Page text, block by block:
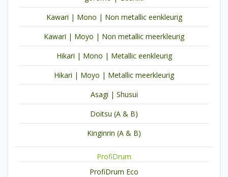
Kawari | Mono | Non metallic eenkleurig
Kawari | Moyo | Non metallic meerkleurig
Hikari | Mono | Metallic eenkleurig
Hikari | Moyo | Metallic meerkleurig
Asagi | Shusui
Doitsu (A & B)
Kinginrin (A & B)
ProfiDrum
ProfiDrum Eco